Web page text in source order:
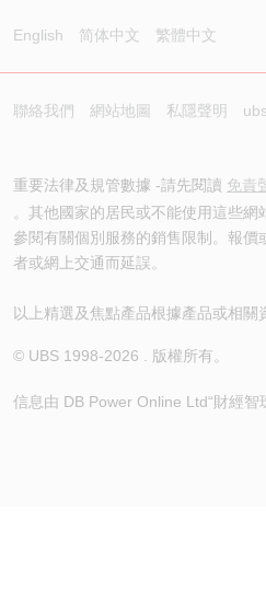
English 简体中文 繁體中文
聯絡我們 網站地圖 私隱聲明
重要法律及規管數據 -請先閱讀 免責
。其他國家的居民或不能使用這些
參閱有關個別服務的銷售限制。報價
者或網上交通而延誤。
以上精選及焦點產品根據產品或相關
© UBS 1998-2026 . 版權所有。
信息由 DB Power Online Ltd“財經智